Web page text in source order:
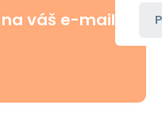
váš e-mail